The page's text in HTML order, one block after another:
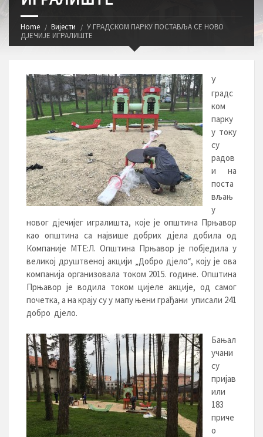
Home Вијести
У ГРАДСКОМ ПАРКУ ПОСТАВЉА СЕ НОВО
ДЈЕЧИЈЕ ИГРАЛИШТЕ
У
градс
ком
парку
у току
су
радов
и на
поста
вљањ
у
новог дјечијег игралишта, које је општина Прњавор
као општина са највише добрих дјела добила од
Компаније МТЕ:Л. Општина Прњавор је побједила у
великој друштвеној акцији „Добро дјело“, коју је ова
компанија организовала током 2015. године. Општина
Прњавор је водила током цијеле акције, од самог
почетка, а на крају су у мапу њени грађани уписали 241
добро дјело.
Бањал
учани
су
пријав
или
183
приче
о